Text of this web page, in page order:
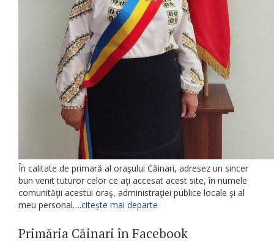
În calitate de primară al oraşului Căinari, adresez un sincer
bun venit tuturor celor ce aţi accesat acest site, în numele
comunităţii acestui oraş, administraţiei publice locale şi al
meu personal….citește mai departe
Primăria Căinari în Facebook